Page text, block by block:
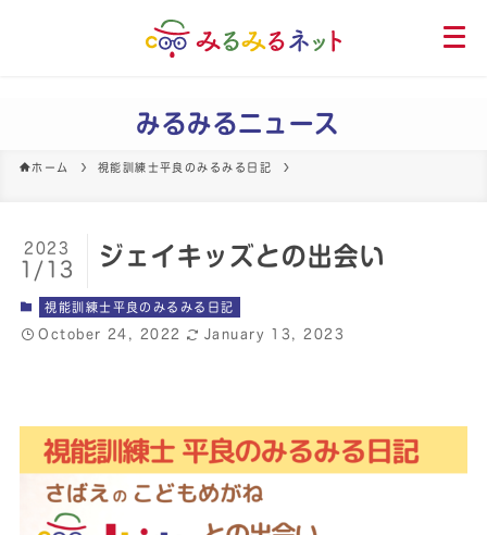
メ
ニ
みるみるニュース
ホーム 視能訓練士平良のみるみる日記
ジェイキッズとの出会い
2023
1/13
視能訓練士平良のみるみる日記
October 24, 2022 January 13, 2023